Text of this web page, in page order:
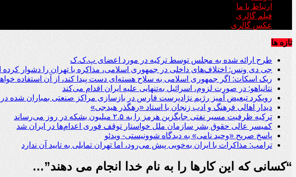
ارتباط با ما
فیلم گالری
عکس گالری
تازه ها
طرح ارائه شده به مجلس توسط ترکیه در مورد اعضای پ.ک.ک
جی دی ونس: اختلاف‌های داخلی در جمهوری اسلامی، مذاکره با تهران را دشوار
ریک اسکات: اگر جمهوری اسلامی به سلاح هسته‌ای دست پیدا کند، از آن استفاده
نتانیاهو: در صورت لزوم، اسرائیل به‌تنهایی علیه ایران اقدام می‌کند
رویکرد تبعیض آمیز رژیم نژادپرست فارس در بازسازی مراکز صنعتی بمباران شده در
دیدار اهالی فرهنگ و ادب زنجان با استاد «رهگذر هیدجی»
ترکیه ظرفیت مسیر نفتی جایگزین هرمز را به ۲.۵ میلیون بشکه در روز می‌رساند
کمیسر عالی حقوق بشر سازمان ملل خواستار توقف فوری اعدام‌ها در ایران شد
پاسخ صریح «وحید نامی» به دیدگاه شوونیستی- ویدئو
ترامپ: مذاکرات با ایران به‌خوبی پیش می‌رود، اما تهران تمایلی به تایید آن ندارد
“کسانی که این کارها را به نام خدا انجام می دهند”…